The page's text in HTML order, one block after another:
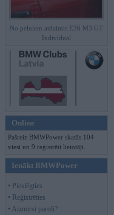
No pelniem atdzimis E36 M3 GT
Individual
Online
Pašreiz BMWPower skatās 104
viesi un 9 reģistrēti lietotāji.
Ienākt BMWPower
• Pieslēgties
• Reģistrēties
• Aizmirsi paroli?